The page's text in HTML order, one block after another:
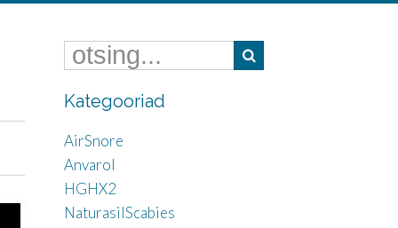
Kategooriad
AirSnore
Anvarol
HGHX2
NaturasilScabies